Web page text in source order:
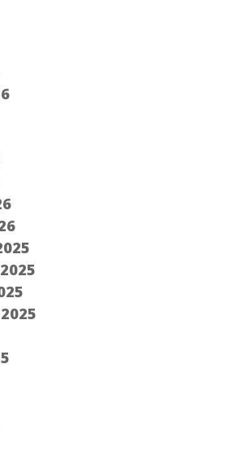
2025